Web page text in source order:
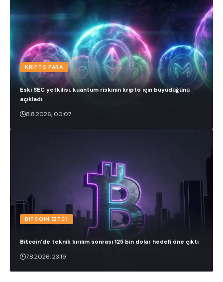
KRIPTO PARA
Eski SEC yetkilisi, kuantum riskinin kripto için büyüdüğünü
açıkladı
8.8.2026, 00:07
BITCOIN (BTC)
Bitcoin’de teknik kırılım sonrası 125 bin dolar hedefi öne çıktı
7.8.2026, 23:19